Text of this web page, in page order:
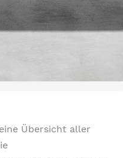
Übersicht aller